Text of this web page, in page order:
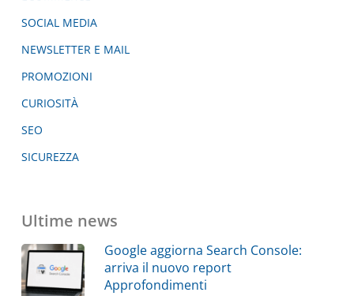
SOCIAL MEDIA
NEWSLETTER E MAIL
PROMOZIONI
CURIOSITÀ
SEO
SICUREZZA
Ultime news
Google aggiorna Search Console:
arriva il nuovo report
Approfondimenti